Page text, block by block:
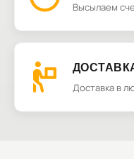
Высылаем
Доставка в